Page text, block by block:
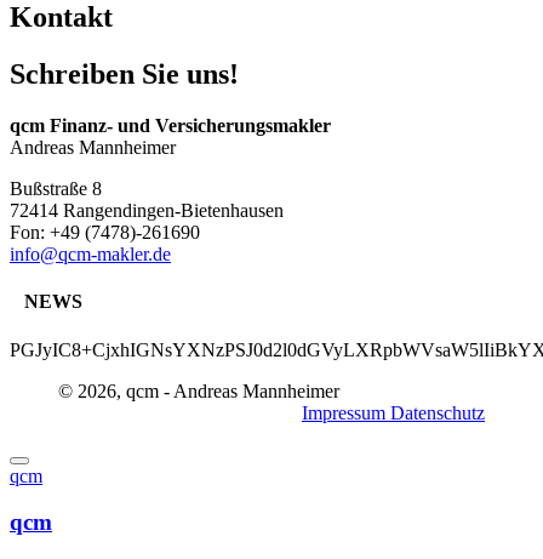
Kontakt
Schreiben Sie uns!
qcm Finanz- und Versicherungsmakler
Andreas Mannheimer
Bußstraße 8
72414 Rangendingen-Bietenhausen
Fon: +49 (7478)-261690
info@qcm-makler.de
NEWS
© 2026, qcm - Andreas Mannheimer
Impressum Datenschutz
qcm
qcm